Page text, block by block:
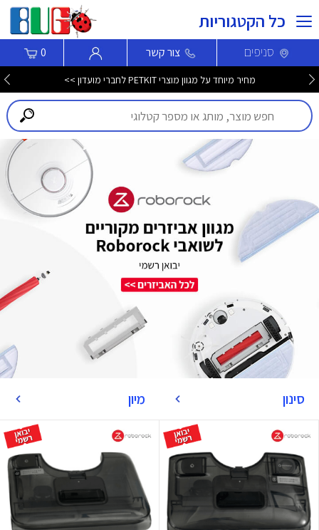
כל הקטגוריות
סניפים צור קשר 0
מחיר מיוחד על מגוון מוצרי PETKIT לחברי מועדון >>
סינון מיון